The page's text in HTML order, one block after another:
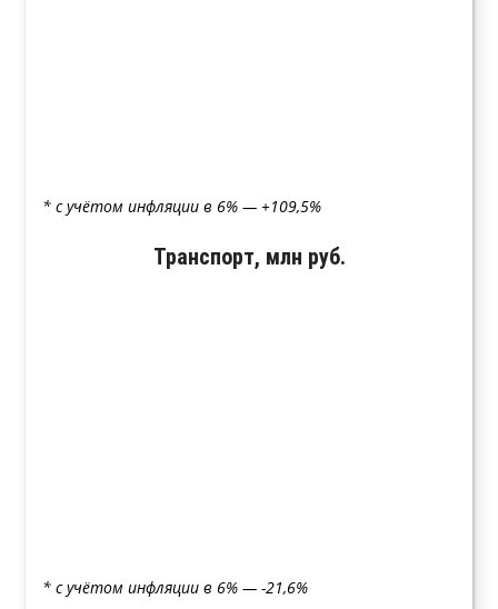
* с учётом инфляции в 6% — +109,5%
Транспорт, млн руб.
* с учётом инфляции в 6% — -21,6%